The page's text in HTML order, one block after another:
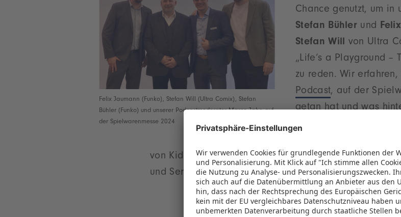
Felix Jaumann (Funko), Stefan Will (Ultra Comix), Stefan
Bühler (Funko) und unserer Podcastmoderator Marco Jahn auf
der Spielwarenmesse 2024
Chance genutzt, um in
Stefan Bühler und
Stefan Will von Ultra
„Life‘s a Playground –
zu reden. Wir
Podcast, auf der
getan hat und was
Ultra Comix und der
Außerdem sprechen
von Kidults als Zielgruppe auf die Branche und wie
und Serien beeinflusst werden.